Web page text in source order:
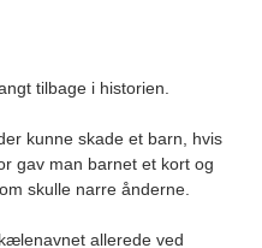
tilbage i historien.
kunne skade et barn, hvis
gav man barnet et kort og
skulle narre ånderne.
allerede ved